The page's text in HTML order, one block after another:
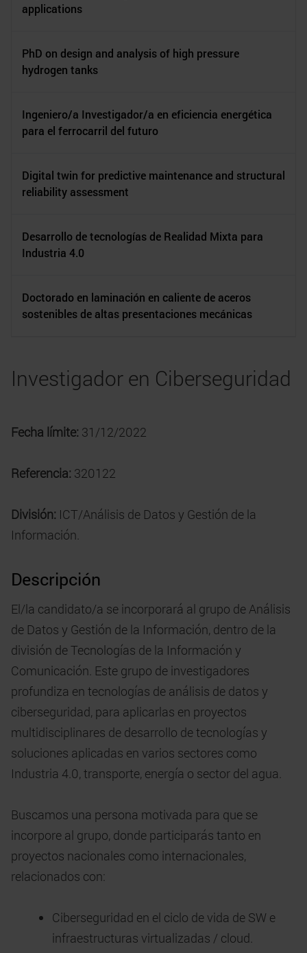
applications
PhD on design and analysis of high pressure
hydrogen tanks
Ingeniero/a Investigador/a en eficiencia energética
para el ferrocarril del futuro
Digital twin for predictive maintenance and structural
reliability assessment
Desarrollo de tecnologías de Realidad Mixta para
Industria 4.0
Doctorado en laminación en caliente de aceros
sostenibles de altas presentaciones mecánicas
Investigador en Ciberseguridad
Fecha límite: 31/12/2022
Referencia: 320122
División: ICT/Análisis de Datos y Gestión de la
Información.
Descripción
El/la candidato/a se incorporará al grupo de Análisis
de Datos y Gestión de la Información, dentro de la
división de Tecnologías de la Información y
Comunicación. Este grupo de investigadores
profundiza en tecnologías de análisis de datos y
ciberseguridad, para aplicarlas en proyectos
multidisciplinares de desarrollo de tecnologías y
soluciones aplicadas en varios sectores como
Industria 4.0, transporte, energía o sector del agua.
Buscamos una persona motivada para que se
incorpore al grupo, donde participarás tanto en
proyectos nacionales como internacionales,
relacionados con:
Ciberseguridad en el ciclo de vida de SW e
infraestructuras virtualizadas / cloud.